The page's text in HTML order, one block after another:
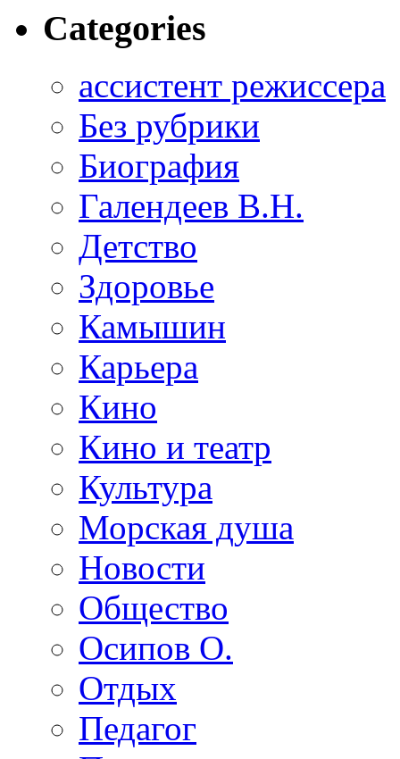
Categories
ассистент режиссера
Без рубрики
Биография
Галендеев В.Н.
Детство
Здоровье
Камышин
Карьера
Кино
Кино и театр
Культура
Морская душа
Новости
Общество
Осипов О.
Отдых
Педагог